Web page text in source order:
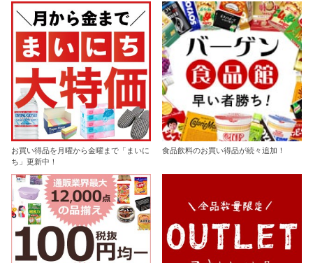
お買い得品を月曜から金曜まで「まいに
ち」更新中！
食品飲料のお買い得品が続々追加！